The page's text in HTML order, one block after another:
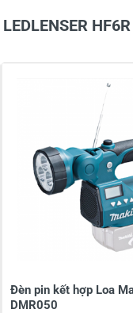
Họ và tên*
Đèn pin kết hợp Loa
DMR050